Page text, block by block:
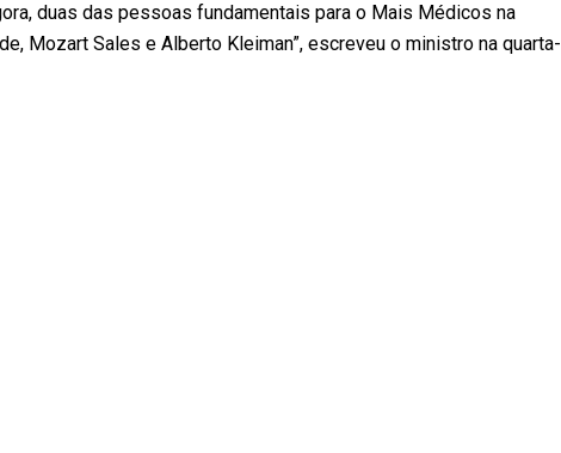
duas das pessoas fundamentais para o Mais Médicos na
Mozart Sales e Alberto Kleiman”, escreveu o ministro na quarta-